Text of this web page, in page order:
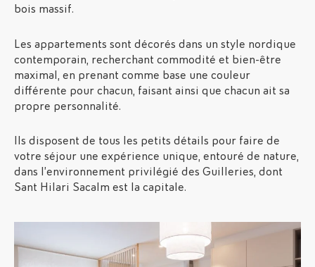
bois massif.
Les appartements sont décorés dans un style nordique
contemporain, recherchant commodité et bien-être
maximal, en prenant comme base une couleur
différente pour chacun, faisant ainsi que chacun ait sa
propre personnalité.
Ils disposent de tous les petits détails pour faire de
votre séjour une expérience unique, entouré de nature,
dans l’environnement privilégié des Guilleries, dont
Sant Hilari Sacalm est la capitale.